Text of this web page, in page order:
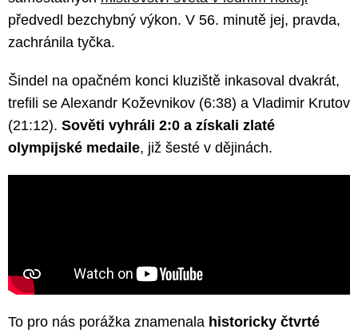
předvedl bezchybný výkon. V 56. minutě jej, pravda,
zachránila tyčka.
Šindel na opačném konci kluziště inkasoval dvakrát,
trefili se Alexandr Koževnikov (6:38) a Vladimir Krutov
(21:12). Sověti vyhráli 2:0 a získali zlaté
olympijské medaile, již šesté v dějinách.
To pro nás porážka znamenala historicky čtvrté